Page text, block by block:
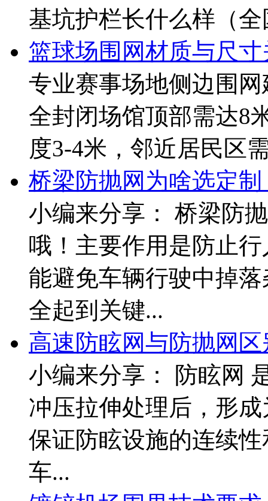
基坑护栏长什么样（全
篮球场围网材质与尺
专业赛事场地侧边围
全封闭场馆顶部需达8
度3-4米，邻近居民区
桥梁防抛网为啥选定制
小编来分享： 桥梁防
哦！主要作用是防止
能避免车辆行驶中掉
全起到关键...
高速防眩网与防抛网区
小编来分享： 防眩网
冲压拉伸处理后，形
保证防眩设施的连续
车...